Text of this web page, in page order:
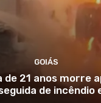
GOIÁS
21 anos morre
de incêndio